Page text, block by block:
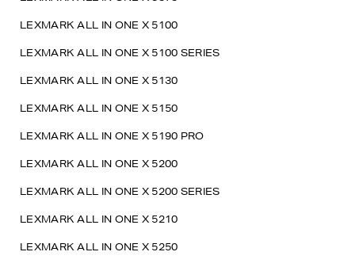
LEXMARK ALL IN ONE X 5100
LEXMARK ALL IN ONE X 5100 SERIES
LEXMARK ALL IN ONE X 5130
LEXMARK ALL IN ONE X 5150
LEXMARK ALL IN ONE X 5190 PRO
LEXMARK ALL IN ONE X 5200
LEXMARK ALL IN ONE X 5200 SERIES
LEXMARK ALL IN ONE X 5210
LEXMARK ALL IN ONE X 5250